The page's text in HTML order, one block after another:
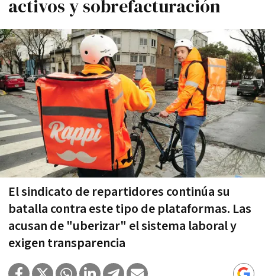
activos y sobrefacturación
El sindicato de repartidores continúa su
batalla contra este tipo de plataformas. Las
acusan de "uberizar" el sistema laboral y
exigen transparencia